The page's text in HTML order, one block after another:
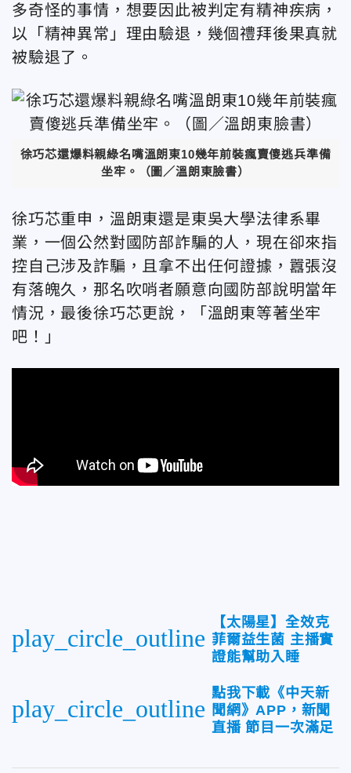
多奇怪的事情，想要因此被判定有精神疾病，
以「精神異常」理由驗退，幾個禮拜後果真就
被驗退了。
徐巧芯還爆料親綠名嘴溫朗東10幾年前裝瘋賣傻逃兵準備
坐牢。（圖／溫朗東臉書）
徐巧芯重申，溫朗東還是東吳大學法律系畢
業，一個公然對國防部詐騙的人，現在卻來指
控自己涉及詐騙，且拿不出任何證據，囂張沒
有落魄久，那名吹哨者願意向國防部說明當年
情況，最後徐巧芯更說，「溫朗東等著坐牢
吧！」
play_circle_outline
【太陽星】全效克
菲爾益生菌 主播實
證能幫助入睡
play_circle_outline
點我下載《中天新
聞網》APP，新聞
直播 節目一次滿足